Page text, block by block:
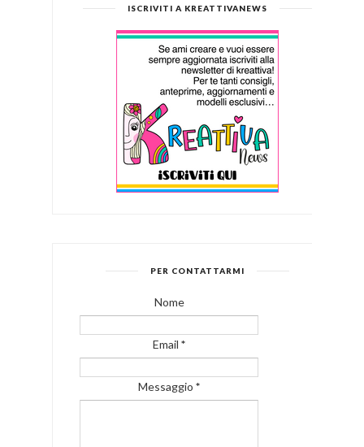
ISCRIVITI A KREATTIVANEWS
PER CONTATTARMI
Nome
Email *
Messaggio *